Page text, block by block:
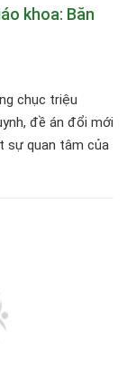
khoa: Băn
chục triệu
đề án đổi mới
sự quan tâm của